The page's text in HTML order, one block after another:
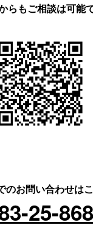
らもご相談は可能
のお問い合わせは
25-